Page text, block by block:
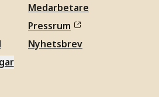
Medarbetare
Pressrum
Nyhetsbrev